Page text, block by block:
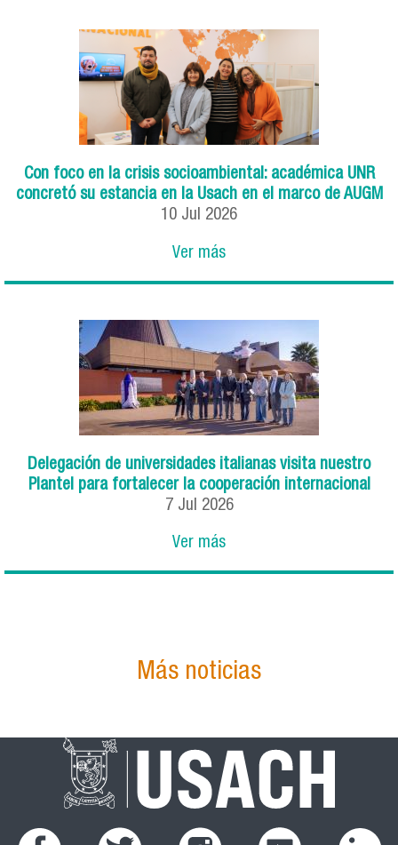
Con foco en la crisis socioambiental: académica UNR
concretó su estancia en la Usach en el marco de AUGM
10 Jul 2026
Ver más
Delegación de universidades italianas visita nuestro
Plantel para fortalecer la cooperación internacional
7 Jul 2026
Ver más
Más noticias